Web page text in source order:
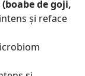
de goji,
și reface